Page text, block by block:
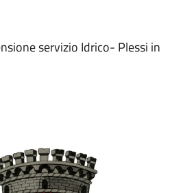
servizio Idrico- Plessi in